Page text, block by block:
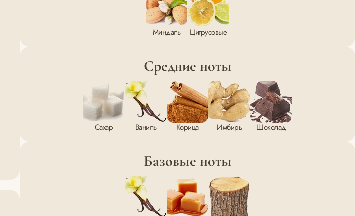
Миндаль Цитрусовые
Средние ноты
Сахар Ваниль Корица Имбирь Шоколад
Базовые ноты